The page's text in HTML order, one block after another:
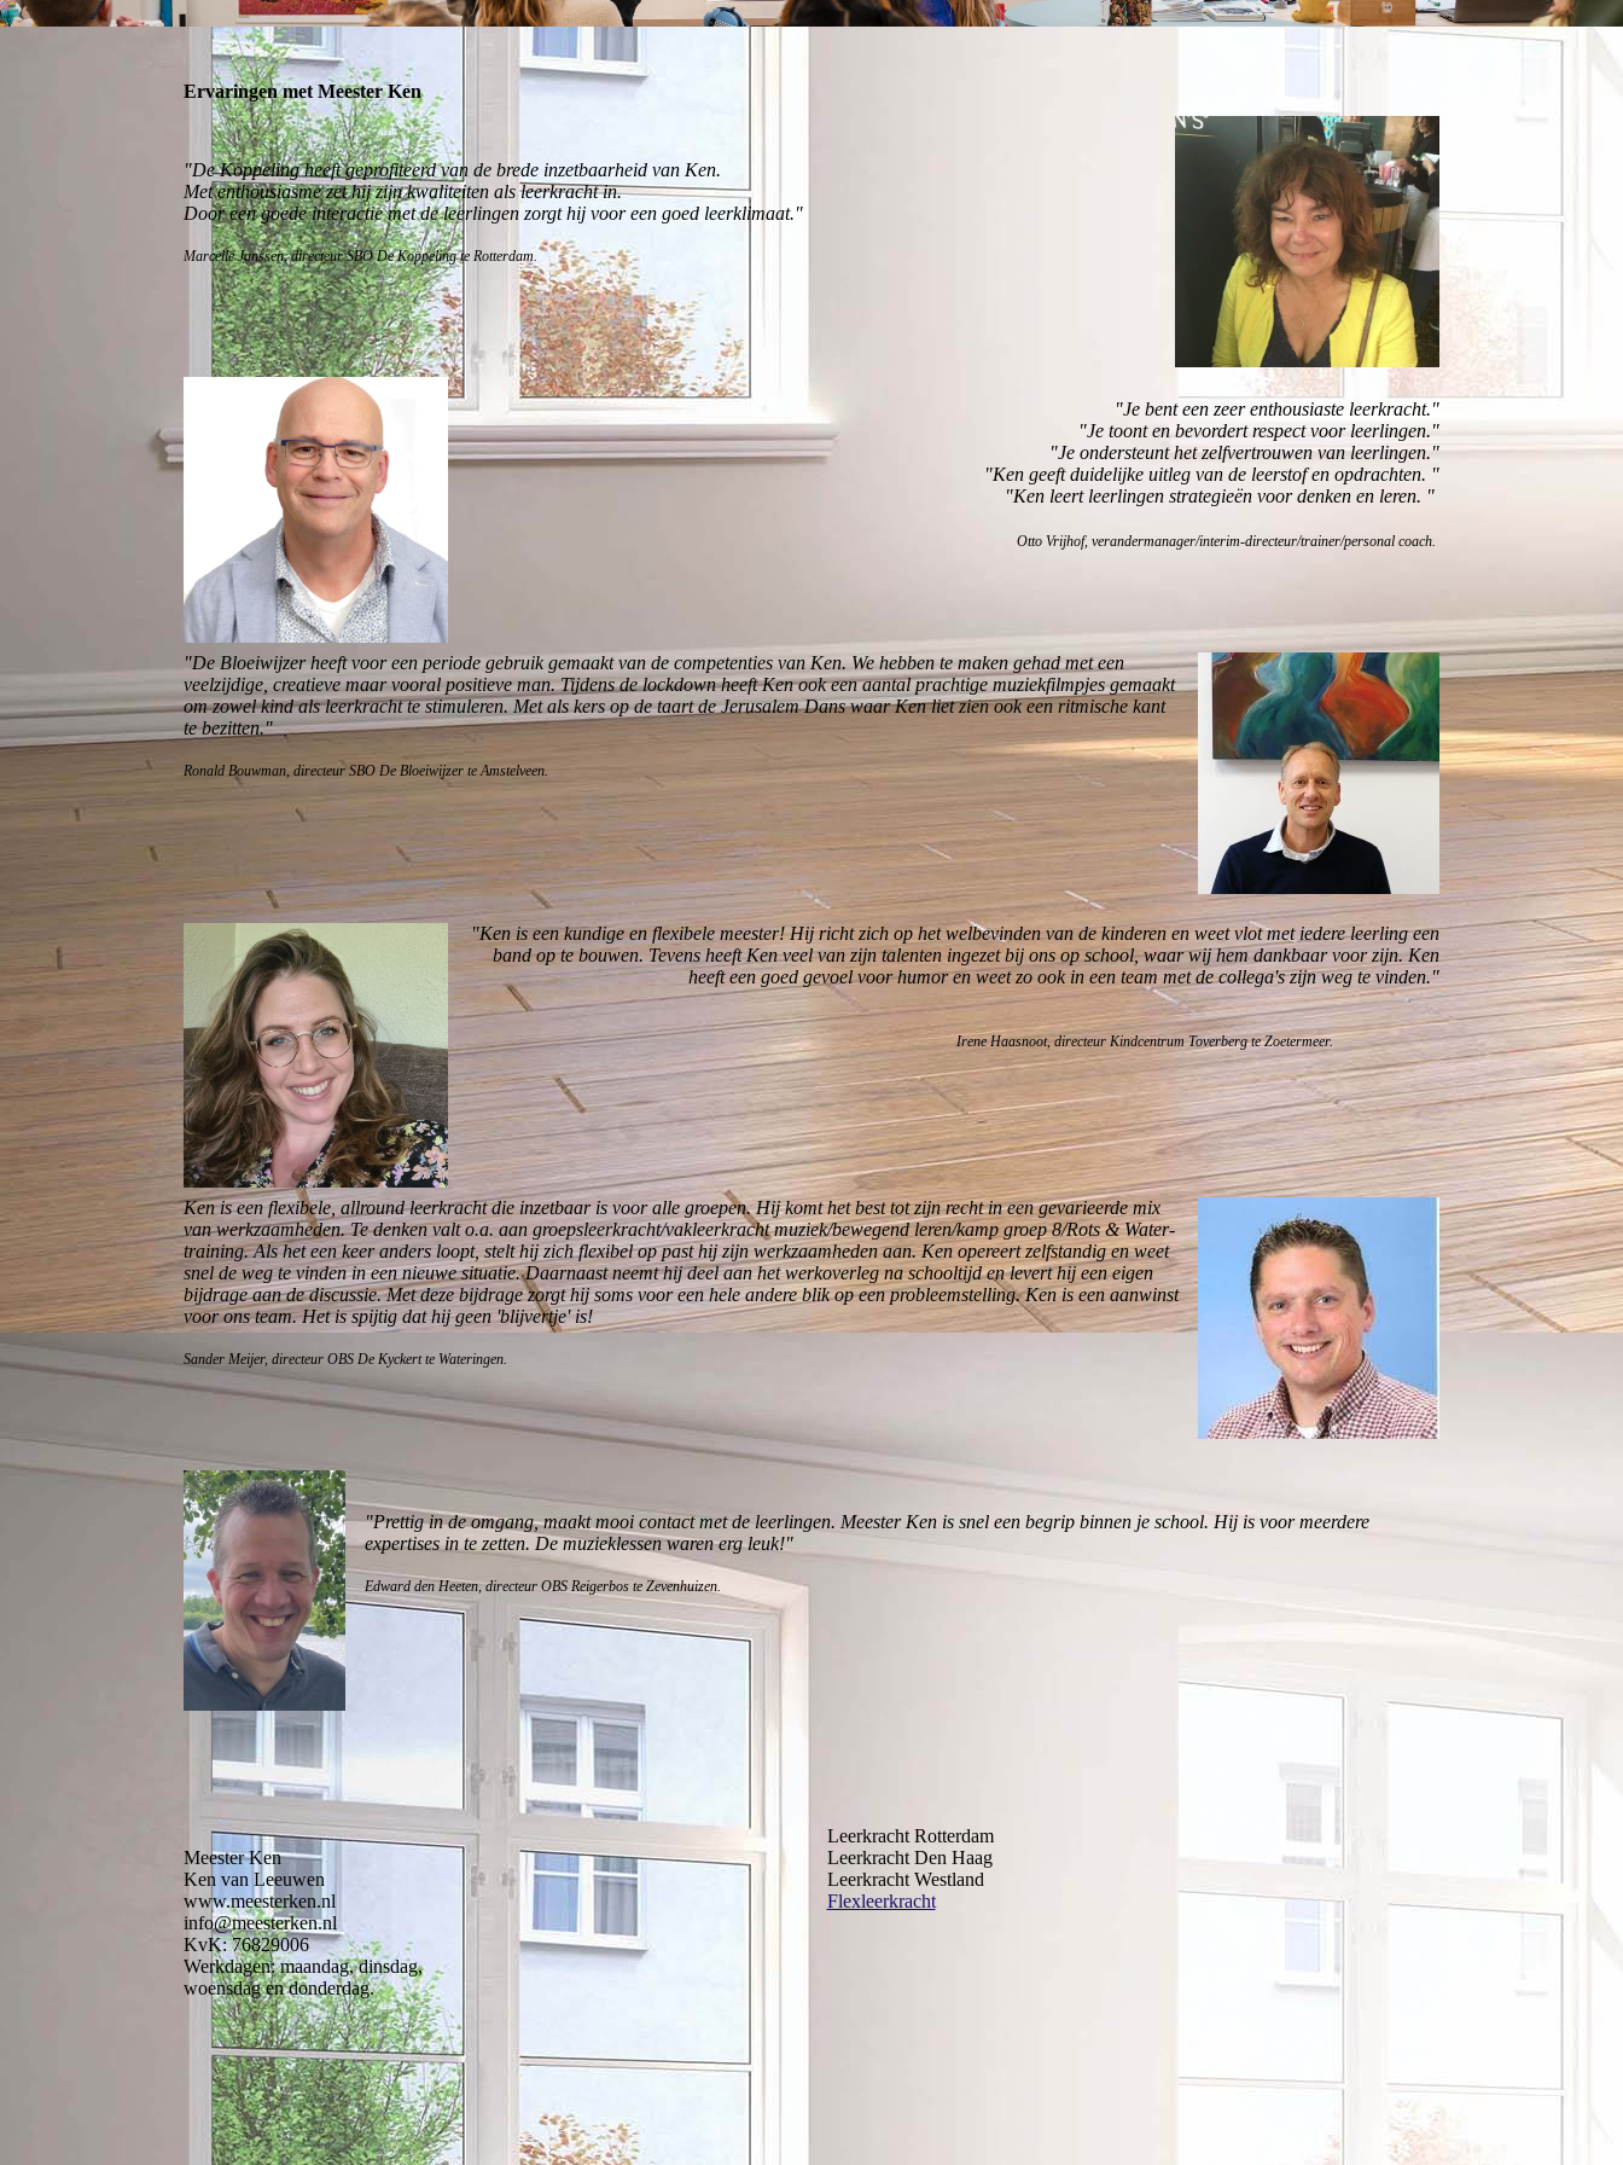
Ervaringen met Meester Ken
"De Koppeling heeft geprofiteerd van de brede inzetbaarheid van Ken.
Met enthousiasme zet hij zijn kwaliteiten als leerkracht in.
Door een goede interactie met de leerlingen zorgt hij voor een goed leerklimaat."
Marcelle Janssen, directeur SBO De Koppeling te Rotterdam.
"Je bent een zeer enthousiaste leerkracht."
"Je toont en bevordert respect voor leerlingen."
"Je ondersteunt het zelfvertrouwen van leerlingen."
"Ken geeft duidelijke uitleg van de leerstof en opdrachten. "
"Ken leert leerlingen strategieën voor denken en leren. "
Otto Vrijhof, verandermanager/interim-directeur/trainer/personal coach.
"De Bloeiwijzer heeft voor een periode gebruik gemaakt van de competenties van Ken. We hebben te maken gehad met een
veelzijdige, creatieve maar vooral positieve man. Tijdens de lockdown heeft Ken ook een aantal prachtige muziekfilmpjes gemaakt
om zowel kind als leerkracht te stimuleren. Met als kers op de taart de Jerusalem Dans waar Ken liet zien ook een ritmische kant
te bezitten."
Ronald Bouwman, directeur SBO De Bloeiwijzer te Amstelveen.
"Ken is een kundige en flexibele meester! Hij richt zich op het welbevinden van de kinderen en weet vlot met iedere leerling een
band op te bouwen. Tevens heeft Ken veel van zijn talenten ingezet bij ons op school, waar wij hem dankbaar voor zijn. Ken
heeft een goed gevoel voor humor en weet zo ook in een team met de collega's zijn weg te vinden."
Irene Haasnoot, directeur Kindcentrum Toverberg te Zoetermeer.
Ken is een flexibele, allround leerkracht die inzetbaar is voor alle groepen. Hij komt het best tot zijn recht in een gevarieerde mix
van werkzaamheden. Te denken valt o.a. aan groepsleerkracht/vakleerkracht muziek/bewegend leren/kamp groep 8/Rots & Water-
training. Als het een keer anders loopt, stelt hij zich flexibel op past hij zijn werkzaamheden aan. Ken opereert zelfstandig en weet
snel de weg te vinden in een nieuwe situatie. Daarnaast neemt hij deel aan het werkoverleg na schooltijd en levert hij een eigen
bijdrage aan de discussie. Met deze bijdrage zorgt hij soms voor een hele andere blik op een probleemstelling. Ken is een aanwinst
voor ons team. Het is spijtig dat hij geen 'blijvertje' is!
Sander Meijer, directeur OBS De Kyckert te Wateringen.
"Prettig in de omgang, maakt mooi contact met de leerlingen. Meester Ken is snel een begrip binnen je school. Hij is voor meerdere
expertises in te zetten. De muzieklessen waren erg leuk!"
Edward den Heeten, directeur OBS Reigerbos te Zevenhuizen.
Meester Ken
Ken van Leeuwen
www.meesterken.nl
info@meesterken.nl
KvK: 76829006
Werkdagen: maandag, dinsdag,
woensdag en donderdag.
Leerkracht Rotterdam
Leerkracht Den Haag
Leerkracht Westland
Flexleerkracht